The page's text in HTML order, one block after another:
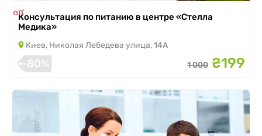
completed
Консультация по питанию в центре «Стелла
Медика»
Киев, Николая Лебедева улица, 14А
-80% 1 000 ₴199